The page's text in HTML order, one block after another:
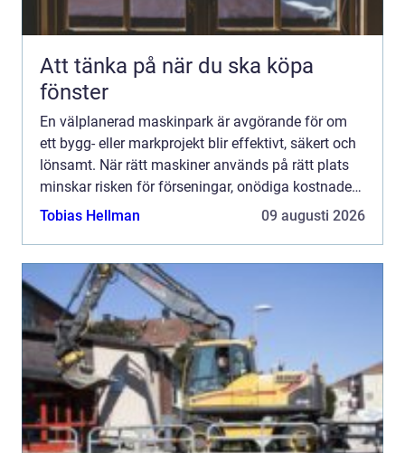
Att tänka på när du ska köpa
fönster
En välplanerad maskinpark är avgörande för om
ett bygg- eller markprojekt blir effektivt, säkert och
lönsamt. När rätt maskiner används på rätt plats
minskar risken för förseningar, onödiga kostnader
och kvalitetsbrister. För både privatpersoner och ...
Tobias Hellman 09 augusti 2026